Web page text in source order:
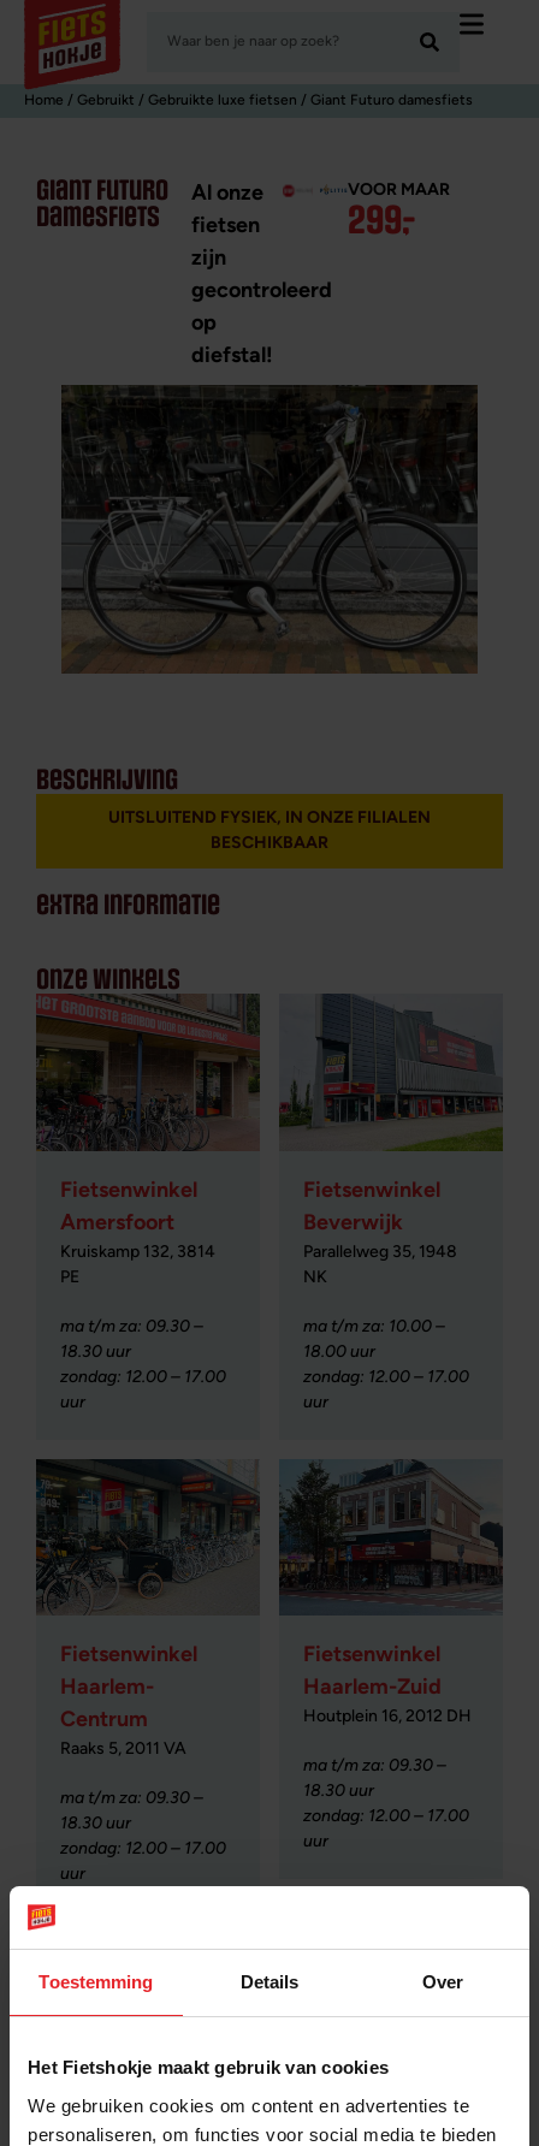
Toestemming Details Over
Het Fietshokje maakt gebruik van cookies
We gebruiken cookies om content en advertenties te
personaliseren, om functies voor social media te bieden
Home / Gebruikt / Gebruikte luxe fietsen / Giant Futuro damesfiets
giant futuro
damesfiets
Al onze
fietsen
zijn
gecontroleerd
op
diefstal!
VOOR MAAR
299,
-
beschrijving
UITSLUITEND FYSIEK, IN ONZE FILIALEN
BESCHIKBAAR
extra informatie
onze winkels
Fietsenwinkel
Amersfoort
Kruiskamp 132, 3814
PE
ma t/m za: 09.30 –
18.30 uur
zondag: 12.00 – 17.00
uur
Fietsenwinkel
Beverwijk
Parallelweg 35, 1948
NK
ma t/m za: 10.00 –
18.00 uur
zondag: 12.00 – 17.00
uur
Fietsenwinkel
Haarlem-
Centrum
Raaks 5, 2011 VA
ma t/m za: 09.30 –
18.30 uur
zondag: 12.00 – 17.00
uur
Fietsenwinkel
Haarlem-Zuid
Houtplein 16, 2012 DH
ma t/m za: 09.30 –
18.30 uur
zondag: 12.00 – 17.00
uur
Fietsenwinkel